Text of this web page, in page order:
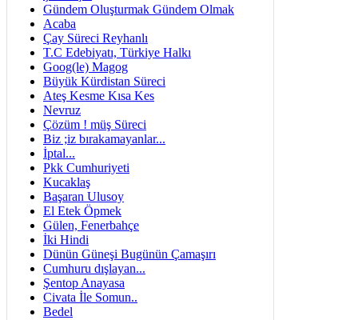
Gündem Oluşturmak Gündem Olmak
Acaba
Çay Süreci Reyhanlı
T.C Edebiyatı, Türkiye Halkı
Goog(le) Magog
Büyük Kürdistan Süreci
Ateş Kesme Kısa Kes
Nevruz
Çözüm ! müş Süreci
Biz ;iz bırakamayanlar...
İptal...
Pkk Cumhuriyeti
Kucaklaş
Başaran Ulusoy
El Etek Öpmek
Gülen, Fenerbahçe
İki Hindi
Dünün Güneşi Bugünün Çamaşırı
Cumhuru dışlayan...
Şentop Anayasa
Civata İle Somun..
Bedel